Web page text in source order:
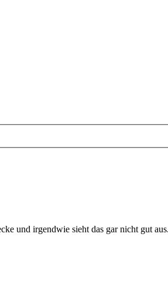
und irgendwie sieht das gar nicht gut